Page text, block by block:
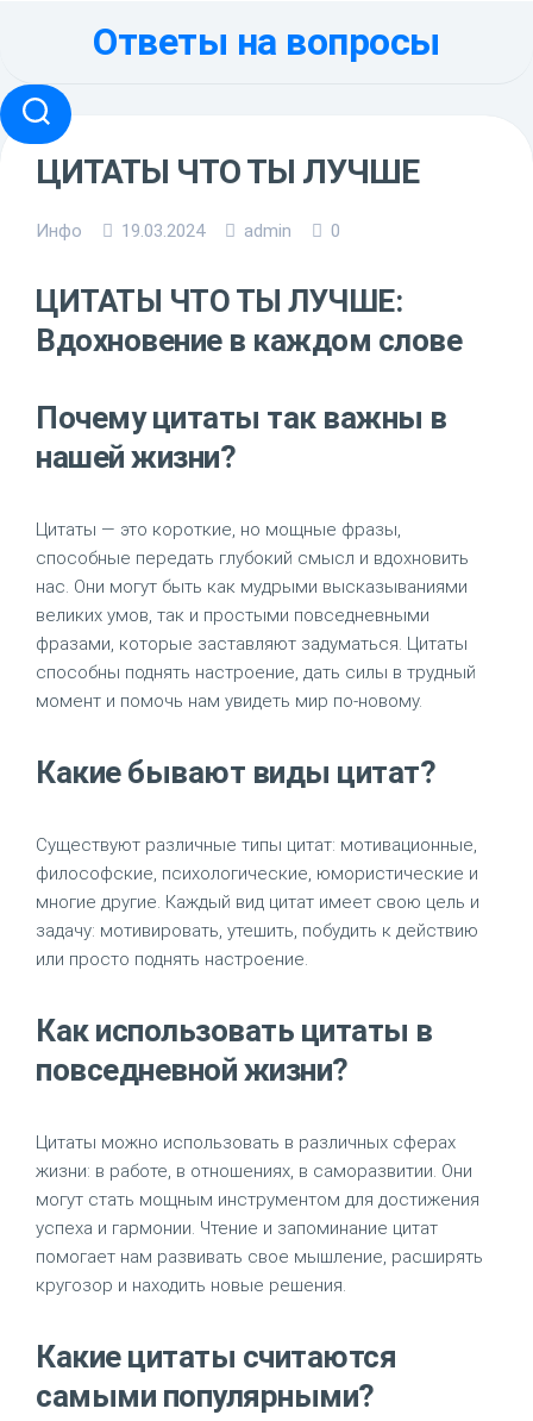
Ответы на вопросы
ЦИТАТЫ ЧТО ТЫ ЛУЧШЕ
Инфо 19.03.2024 admin 0
ЦИТАТЫ ЧТО ТЫ ЛУЧШЕ:
Вдохновение в каждом слове
Почему цитаты так важны в
нашей жизни?
Цитаты — это короткие, но мощные фразы,
способные передать глубокий смысл и вдохновить
нас. Они могут быть как мудрыми высказываниями
великих умов, так и простыми повседневными
фразами, которые заставляют задуматься. Цитаты
способны поднять настроение, дать силы в трудный
момент и помочь нам увидеть мир по-новому.
Какие бывают виды цитат?
Существуют различные типы цитат: мотивационные,
философские, психологические, юмористические и
многие другие. Каждый вид цитат имеет свою цель и
задачу: мотивировать, утешить, побудить к действию
или просто поднять настроение.
Как использовать цитаты в
повседневной жизни?
Цитаты можно использовать в различных сферах
жизни: в работе, в отношениях, в саморазвитии. Они
могут стать мощным инструментом для достижения
успеха и гармонии. Чтение и запоминание цитат
помогает нам развивать свое мышление, расширять
кругозор и находить новые решения.
Какие цитаты считаются
самыми популярными?